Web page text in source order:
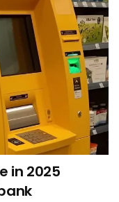
in 2025